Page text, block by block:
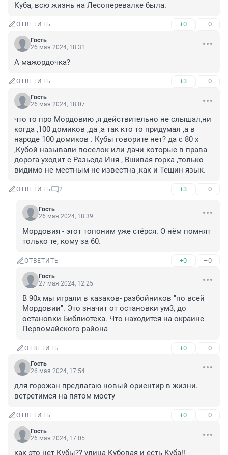
Куба, всю жизнь на Лесоперевалке была.
ОТВЕТИТЬ +0 –0
Гость
26 мая 2024, 18:31
А мажордочка?
ОТВЕТИТЬ +3 –0
Гость
26 мая 2024, 18:07
что то про Мордовию ,я действительно не слышал,ни
когда ,100 домиков ,да ,а так кто то придумал ,а в
народе 100 домиков . Кубы говорите нет? да с 80 х
,Кубой называли поселок или дачи которые в права
дорога уходит с Разьеда Иня , Вшивая горка ,только
видимо не местным не известна ,как и Тещин язык.
ОТВЕТИТЬ 2 +3 –0
Гость
26 мая 2024, 18:39
Мордовия - этот топоним уже стёрся. О нём помнят
только те, кому за 60.
ОТВЕТИТЬ +0 –0
Гость
27 мая 2024, 12:25
В 90х мы играли в казаков- разбойников "по всей
Мордовии". Это значит от остановки ум3, до
остановки Библиотека. Что находится на окраине
Первомайского района
ОТВЕТИТЬ +0 –0
Гость
26 мая 2024, 17:54
для горожан предлагаю новый ориентир в жизни.
встретимся на пятом мосту
ОТВЕТИТЬ +0 –0
Гость
26 мая 2024, 17:05
как это нет Кубы?? улица Кубовая и есть Куба!!